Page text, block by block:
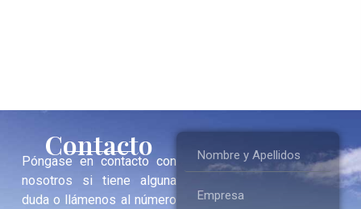
Contacto
Póngase en contacto con
nosotros si tiene alguna
duda o llámenos al número